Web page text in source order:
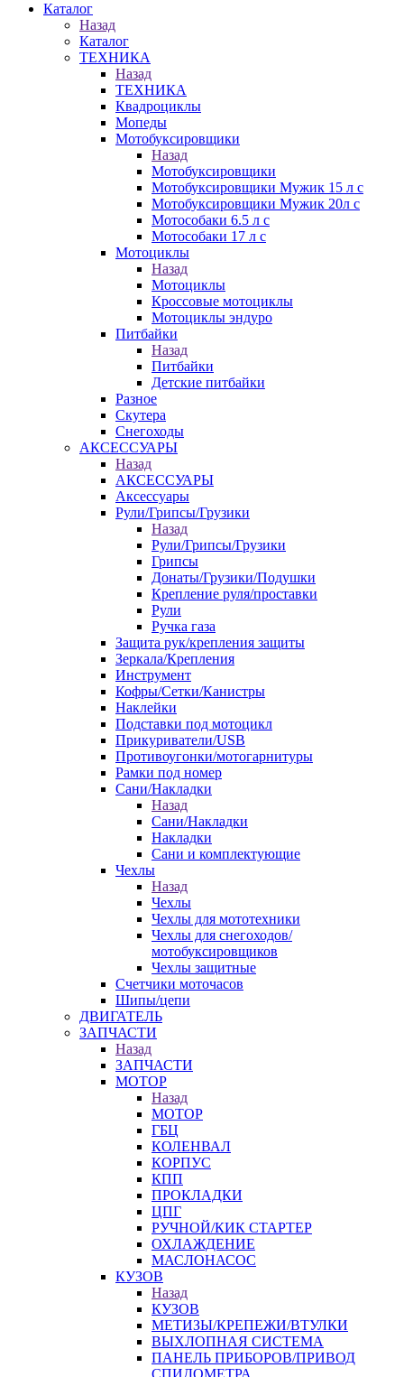
Каталог
Назад
Каталог
ТЕХНИКА
Назад
ТЕХНИКА
Квадроциклы
Мопеды
Мотобуксировщики
Назад
Мотобуксировщики
Мотобуксировщики Мужик 15 л с
Мотобуксировщики Мужик 20л с
Мотособаки 6.5 л с
Мотособаки 17 л с
Мотоциклы
Назад
Мотоциклы
Кроссовые мотоциклы
Мотоциклы эндуро
Питбайки
Назад
Питбайки
Детские питбайки
Разное
Скутера
Снегоходы
АКСЕССУАРЫ
Назад
АКСЕССУАРЫ
Аксессуары
Рули/Грипсы/Грузики
Назад
Рули/Грипсы/Грузики
Грипсы
Донаты/Грузики/Подушки
Крепление руля/проставки
Рули
Ручка газа
Защита рук/крепления защиты
Зеркала/Крепления
Инструмент
Кофры/Сетки/Канистры
Наклейки
Подставки под мотоцикл
Прикуриватели/USB
Противоугонки/мотогарнитуры
Рамки под номер
Сани/Накладки
Назад
Сани/Накладки
Накладки
Сани и комплектующие
Чехлы
Назад
Чехлы
Чехлы для мототехники
Чехлы для снегоходов/
мотобуксировщиков
Чехлы защитные
Счетчики моточасов
Шипы/цепи
ДВИГАТЕЛЬ
ЗАПЧАСТИ
Назад
ЗАПЧАСТИ
МОТОР
Назад
МОТОР
ГБЦ
КОЛЕНВАЛ
КОРПУС
КПП
ПРОКЛАДКИ
ЦПГ
РУЧНОЙ/КИК СТАРТЕР
ОХЛАЖДЕНИЕ
МАСЛОНАСОС
КУЗОВ
Назад
КУЗОВ
МЕТИЗЫ/КРЕПЕЖИ/ВТУЛКИ
ВЫХЛОПНАЯ СИСТЕМА
ПАНЕЛЬ ПРИБОРОВ/ПРИВОД
СПИДОМЕТРА